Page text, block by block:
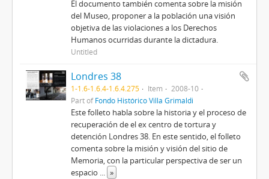
El documento también comenta sobre la misión
del Museo, proponer a la población una visión
objetiva de las violaciones a los Derechos
Humanos ocurridas durante la dictadura.
Untitled
Londres 38
1-1.6-1.6.4-1.6.4.275 Item
2008-10
Part ofFondo Histórico Villa Grimaldi
Este folleto habla sobre la historia y el proceso de
recuperación de el ex centro de tortura y
detención Londres 38. En este sentido, el folleto
comenta sobre la misión y visión del sitio de
Memoria, con la particular perspectiva de ser un
espacio ... »